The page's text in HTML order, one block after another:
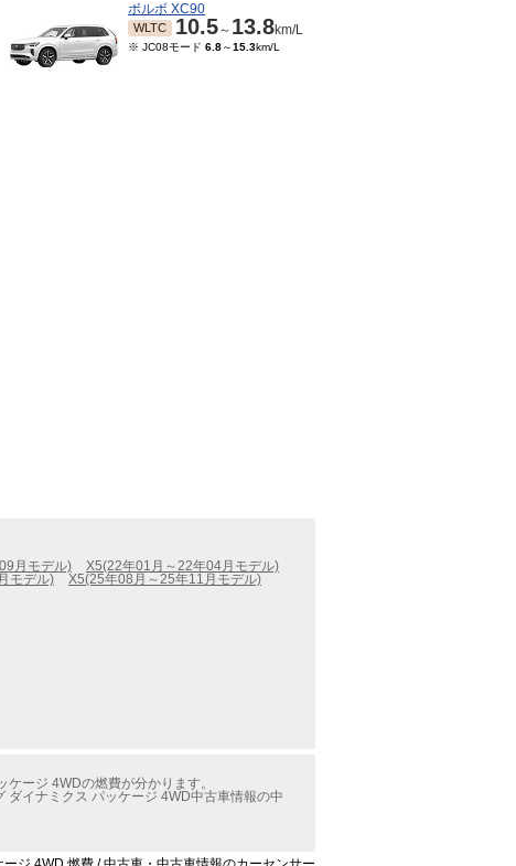
ボルボ XC90
WLTC 10.5～ 13.8km/L
※ JC08モード 6.8～15.3km/L
月モデル)
X5(22年01月～22年04月モデル)
モデル)
X5(25年08月～25年11月モデル)
ージ 4WDの燃費が分かります。
イナミクス パッケージ 4WD中古車情報の中